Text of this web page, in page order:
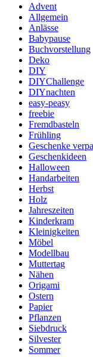
Advent
Allgemein
Anlässe
Babypause
Buchvorstellung
Deko
DIY
DIYChallenge
DIYnachten
easy-peasy
freebie
Fremdbasteln
Frühling
Geschenke
Geschenkideen
Halloween
Handarbeiten
Herbst
Holz
Jahreszeiten
Kinderkram
Kleinigkeiten
Möbel
Modellbau
Muttertag
Nähen
Origami
Ostern
Papier
Pflanzen
Siebdruck
Silvester
Sommer